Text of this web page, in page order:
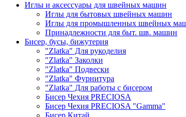
Иглы и аксессуары для швейных машин
Иглы для бытовых швейных машин
Иглы для промышленных швейных
Принадлежности для быт. шв. машин
Бисер, бусы, бижутерия
"Zlatka" Для рукоделия
"Zlatka" Заколки
"Zlatka" Подвески
"Zlatka" Фурнитура
"Zlatka" Для работы с бисером
Бисер Чехия PRECIOSA
Бисер Чехия PRECIOSA "Gamma"
Бисер Китай